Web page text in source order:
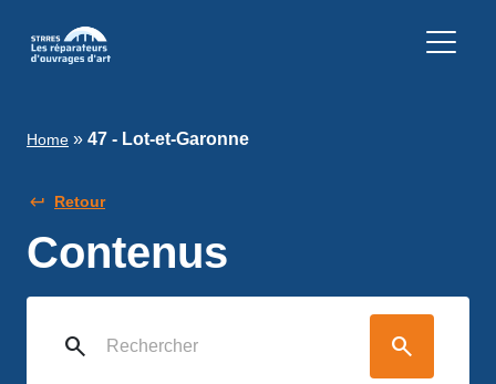
Home » 47 - Lot-et-Garonne
Retour
Contenus
search search